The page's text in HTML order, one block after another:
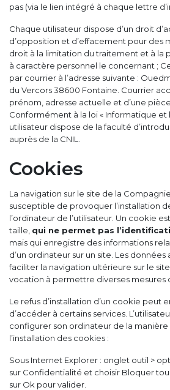
pas (via le lien intégré à chaque lettre
Chaque utilisateur dispose d’un droit
d’opposition et d’effacement pour des
droit à la limitation du traitement et à la
à caractère personnel le concernant ;
par courrier à l’adresse suivante :
du Vercors 38600 Fontaine. Courrier
prénom, adresse actuelle et d’une
Conformément à la loi « Informatique et
utilisateur dispose de la faculté
auprès de la CNIL.
Cookies
La navigation sur le site de la
susceptible de provoquer l’installation
l’ordinateur de l’utilisateur. Un cookie
taille, qui ne permet pas
mais qui enregistre des informations
d’un ordinateur sur un site. Les données
faciliter la navigation ultérieure sur le
vocation à permettre diverses mesures
Le refus d’installation d’un cookie peut
d’accéder à certains services.
configurer son ordinateur de la manière
l’installation des cookies :
Sous Internet Explorer : onglet outil >
sur Confidentialité et choisir Bloquer
sur Ok pour valider.